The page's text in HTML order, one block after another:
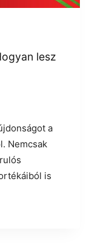
lesz
a
Nemcsak
is